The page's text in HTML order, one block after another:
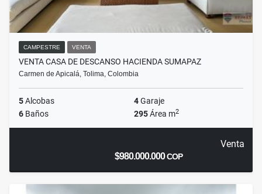
CAMPESTRE VENTA
VENTA CASA DE DESCANSO HACIENDA SUMAPAZ
Carmen de Apicalá, Tolima, Colombia
5Alcobas 4Garaje
6 Baños 295Área m2
Venta
$980.000.000COP